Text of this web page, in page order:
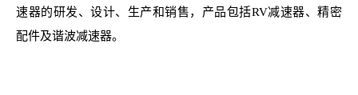
速器的研发、设计、生产和销售，产品包括RV减速器、精密
配件及谐波减速器。